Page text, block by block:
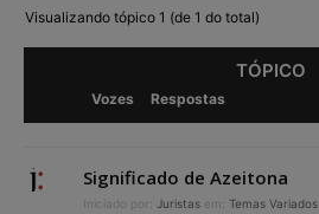
Visualizando tópico 1 (de 1 do total)
TÓPICO
Vozes Respostas
Significado de Azeitona
Iniciado por: Juristas em: Temas Variados